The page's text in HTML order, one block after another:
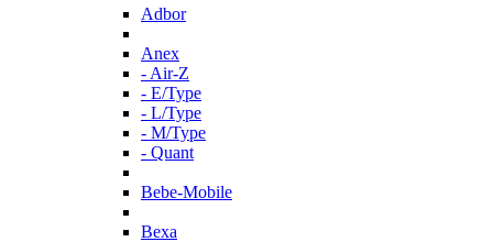
Adbor
Anex
- Air-Z
- E/Type
- L/Type
- M/Type
- Quant
Bebe-Mobile
Bexa